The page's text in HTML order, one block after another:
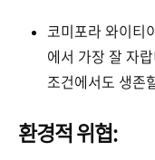
코미포라 와이티
에서 가장 잘 자
조건에서도 생존
환경적 위협: